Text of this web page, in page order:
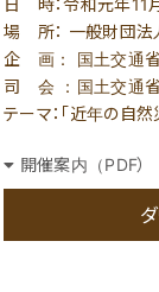
場 所： 一般財団法
企 画： 国土交通
司 会 ：国土交通
テーマ：「近年の自
開催案内（PDF）